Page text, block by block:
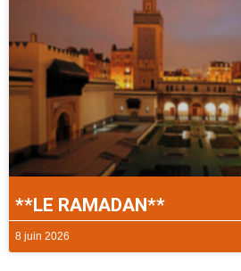
**LE RAMADAN**
8 juin 2026